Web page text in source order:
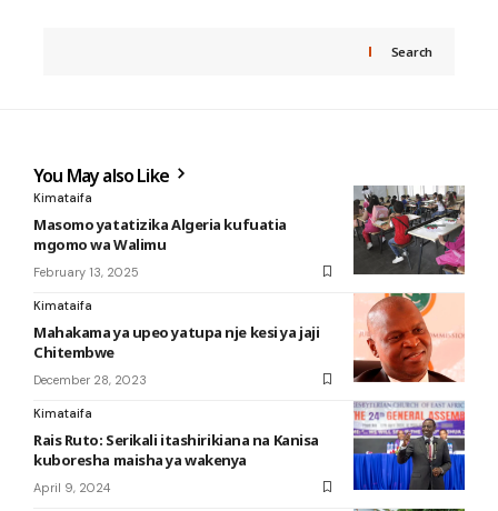
Search
You May also Like
Kimataifa
Masomo yatatizika Algeria kufuatia
mgomo wa Walimu
February 13, 2025
Kimataifa
Mahakama ya upeo yatupa nje kesi ya jaji
Chitembwe
December 28, 2023
Kimataifa
Rais Ruto: Serikali itashirikiana na Kanisa
kuboresha maisha ya wakenya
April 9, 2024